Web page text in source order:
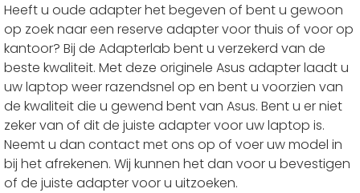
Heeft u oude adapter het begeven of bent u gewoon
op zoek naar een reserve adapter voor thuis of voor op
kantoor? Bij de Adapterlab bent u verzekerd van de
beste kwaliteit. Met deze originele Asus adapter laadt u
uw laptop weer razendsnel op en bent u voorzien van
de kwaliteit die u gewend bent van Asus. Bent u er niet
zeker van of dit de juiste adapter voor uw laptop is.
Neemt u dan contact met ons op of voer uw model in
bij het afrekenen. Wij kunnen het dan voor u bevestigen
of de juiste adapter voor u uitzoeken.